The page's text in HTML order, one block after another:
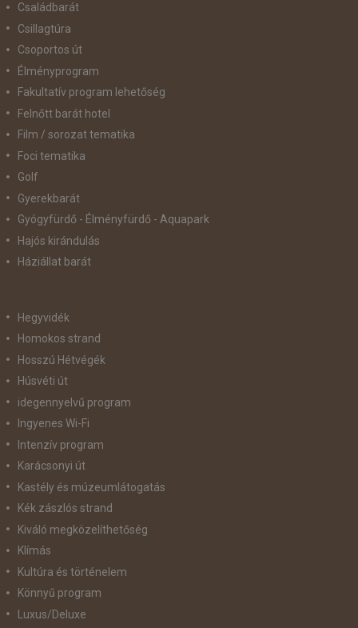
Családbarát
Csillagtúra
Csoportos út
Élményprogram
Fakultatív program lehetőség
Felnőtt barát hotel
Film / sorozat tematika
Foci tematika
Golf
Gyerekbarát
Gyógyfürdő - Élményfürdő - Aquapark
Hajós kirándulás
Háziállat barát
Hegyvidék
Homokos strand
Hosszú Hétvégék
Húsvéti út
idegennyelvű program
Ingyenes Wi-Fi
Intenzív program
Karácsonyi út
Kastély és múzeumlátogatás
Kék zászlós strand
Kiváló megközelíthetőség
Klímás
Kultúra és történelem
Könnyű program
Luxus/Deluxe